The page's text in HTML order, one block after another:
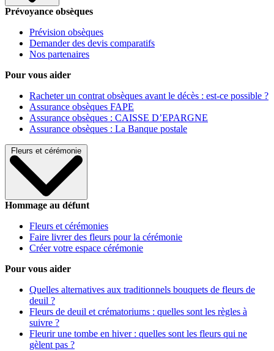
Prévoyance obsèques
Prévision obsèques
Demander des devis comparatifs
Nos partenaires
Pour vous aider
Racheter un contrat obsèques avant le décès : est-ce possible ?
Assurance obsèques FAPE
Assurance obsèques : CAISSE D’EPARGNE
Assurance obsèques : La Banque postale
Fleurs et cérémonie
Hommage au défunt
Fleurs et cérémonies
Faire livrer des fleurs pour la cérémonie
Créer votre espace cérémonie
Pour vous aider
Quelles alternatives aux traditionnels bouquets de fleurs de
deuil ?
Fleurs de deuil et crématoriums : quelles sont les règles à
suivre ?
Fleurir une tombe en hiver : quelles sont les fleurs qui ne
gèlent pas ?